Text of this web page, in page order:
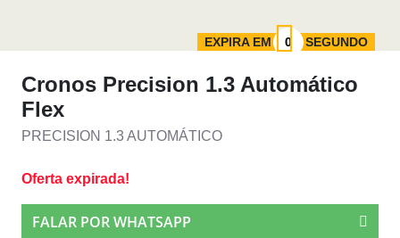
EXPIRA EM SEGUNDO
Cronos Precision 1.3 Automático
Flex
PRECISION 1.3 AUTOMÁTICO
Oferta expirada!
FALAR POR WHATSAPP